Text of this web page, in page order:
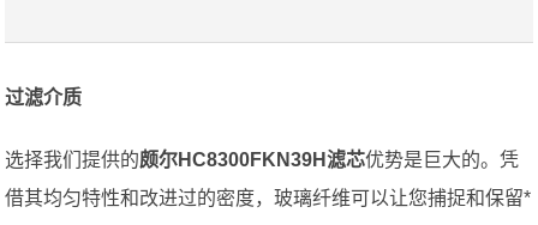
过滤介质
选择我们提供的颇尔HC8300FKN39H滤芯优势是巨大的。凭
借其均匀特性和改进过的密度，玻璃纤维可以让您捕捉和保留*